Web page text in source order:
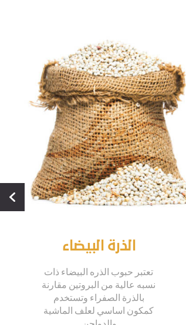
الذرة البيضاء
تعتبر حبوب الذره البيضاء ذات
نسبه عالية من البروتين مقارنة
بالذرة الصفراء وتستخدم
كمكون اساسي لعلف الماشية